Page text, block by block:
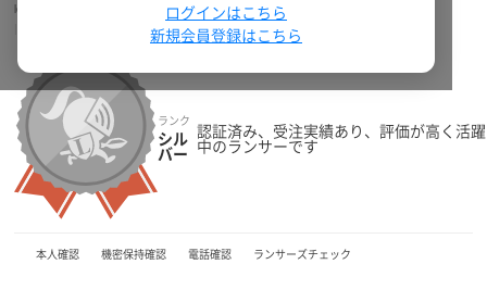
lemolemon 個人 男性 総獲得報酬: 570,247 円
ランク
シル
バー
認証済み、受注実績あり、評価が高く活躍
中のランサーです
本人確認 機密保持確認 電話確認 ランサーズチェック
ログインはこちら
新規会員登録はこちら